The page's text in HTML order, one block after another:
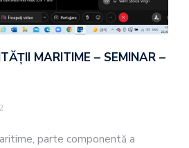
MARITIME – SEMINAR –
parte componentă a